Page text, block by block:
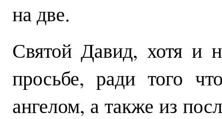
на две.
Святой Давид, хотя и
просьбе, ради того
ангелом, а также из